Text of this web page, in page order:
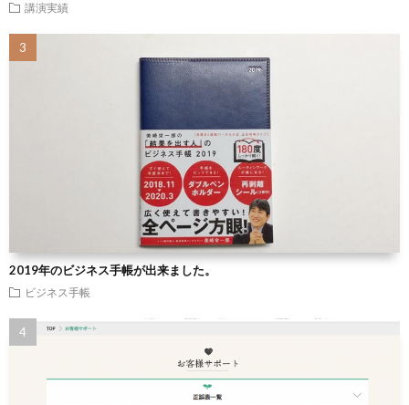
講演実績
2019年のビジネス手帳が出来ました。
ビジネス手帳